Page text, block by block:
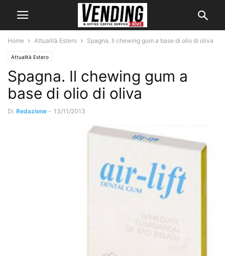
Home Attualità Estero Spagna. Il chewing gum a base di olio di oliva
Attualità Estero
Spagna. Il chewing gum a
base di olio di oliva
Di Redazione - 13/11/2013